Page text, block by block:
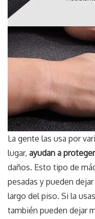
La gente las usa por
lugar, ayudan a
daños. Esto tipo de
pesadas y pueden
largo del piso. Si la
también pueden dejar